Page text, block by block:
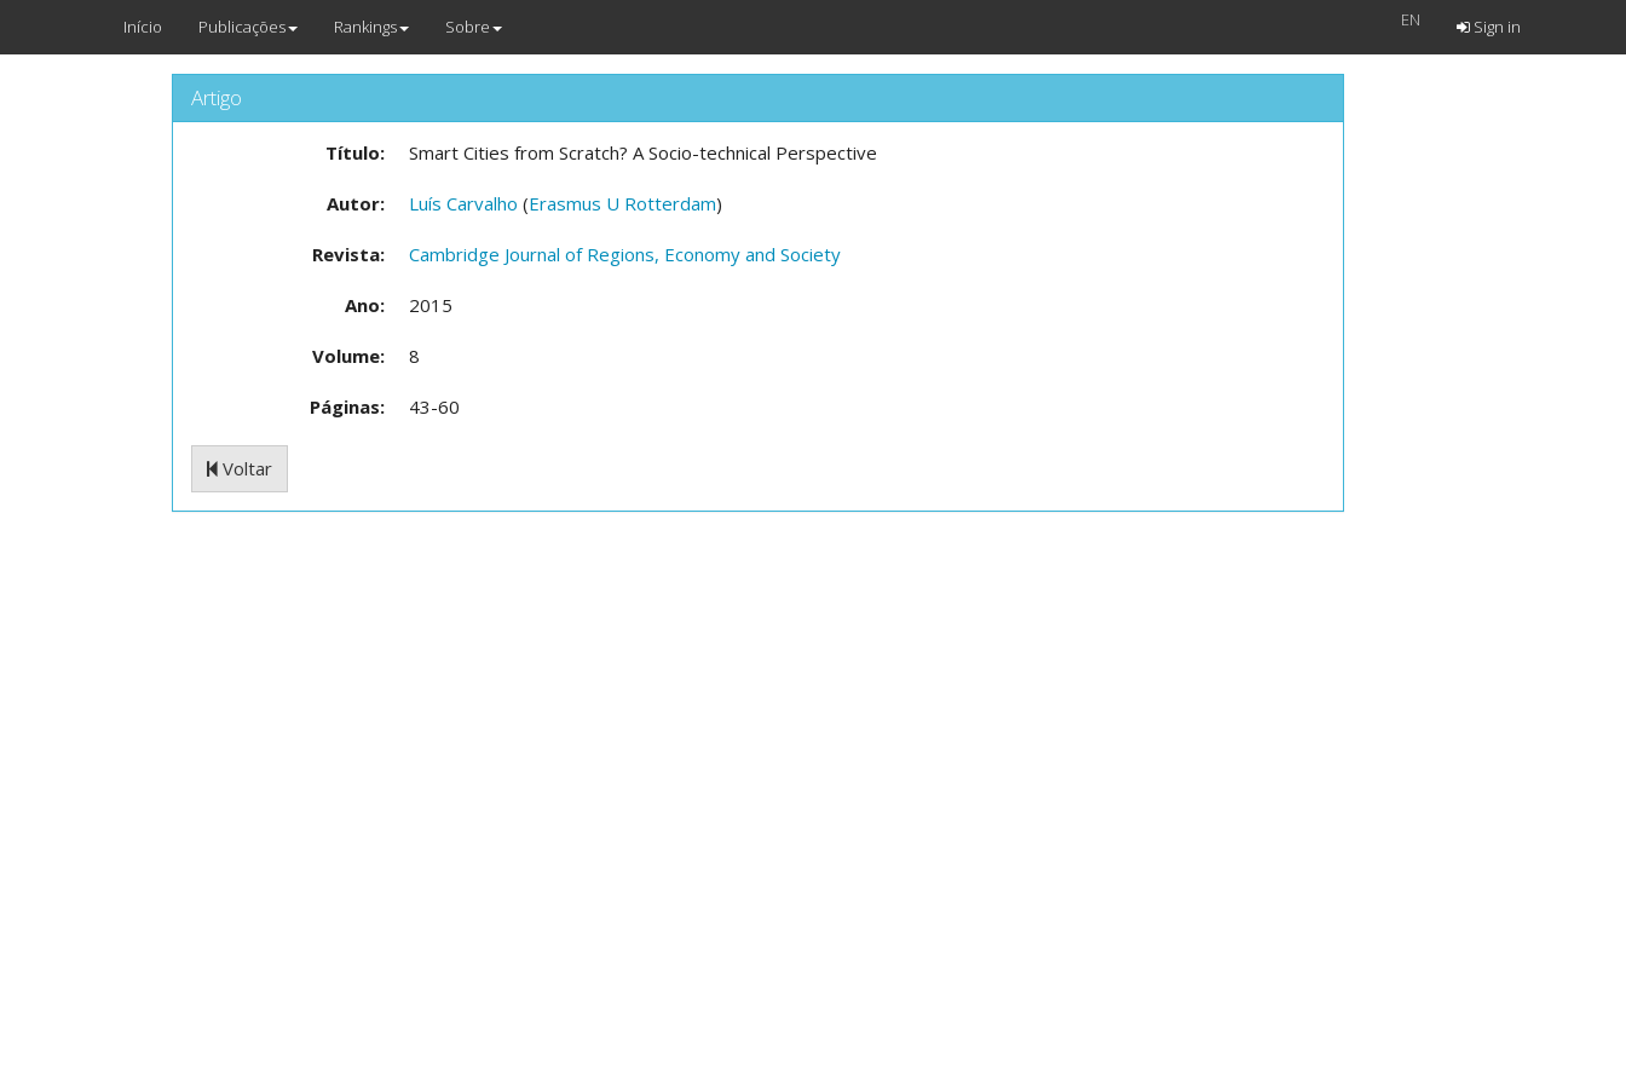
Início Publicações Rankings Sobre EN Sign in
Artigo
Título: Smart Cities from Scratch? A Socio-technical Perspective
Autor: Luís Carvalho (Erasmus U Rotterdam)
Revista: Cambridge Journal of Regions, Economy and Society
Ano: 2015
Volume: 8
Páginas: 43-60
Voltar